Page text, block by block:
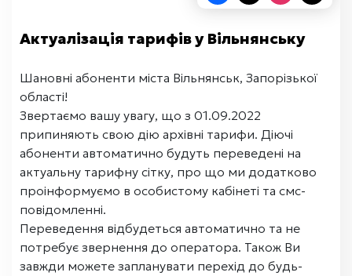
Актуалізація тарифів у Вільнянську
Шановні абоненти міста Вільнянськ, Запорізької
області!
Звертаємо вашу увагу, що з 01.09.2022
припиняють свою дію архівні тарифи. Діючі
абоненти автоматично будуть переведені на
актуальну тарифну сітку, про що ми додатково
проінформуємо в особистому кабінеті та смс-
повідомленні.
Переведення відбудеться автоматично та не
потребує звернення до оператора. Також Ви
завжди можете запланувати перехід до будь-